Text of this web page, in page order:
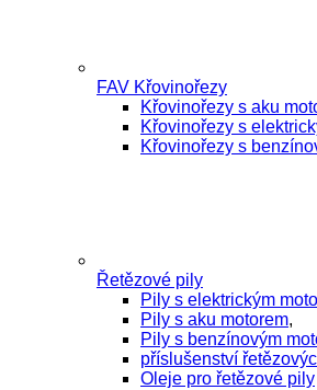
FAV Křovinořezy
Křovinořezy s aku
Křovinořezy s
Křovinořezy s
Řetězové pily
Pily s elektrickým
Pily s aku motorem,
Pily s benzínovým
příslušenství
Oleje pro řetězové pily